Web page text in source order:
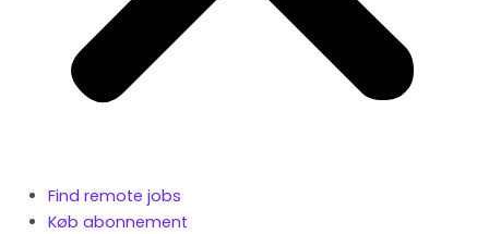
Find remote jobs
Køb abonnement